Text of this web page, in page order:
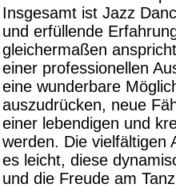
Insgesamt ist Jazz
und erfüllende
gleichermaßen
einer professionellen
eine wunderbare
auszudrücken, neue
einer lebendigen und
werden. Die vielfältigen
es leicht, diese
und die Freude am